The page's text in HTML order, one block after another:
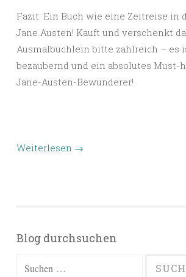
Fazit: Ein Buch wie eine Zeitreise in
Jane Austen! Kauft und verschenkt
Ausmalbüchlein bitte zahlreich – es
bezaubernd und ein absolutes Must-
Jane-Austen-Bewunderer!
Weiterlesen →
Blog durchsuchen
Suchen